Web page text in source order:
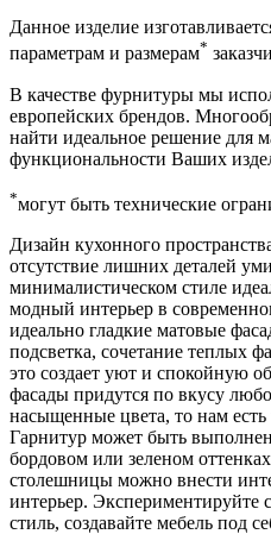
Данное изделие
параметрам и размерам*
В качестве фурнитуры мы
европейских брендов.
найти идеальное решение для
функциональности Ваших
*могут быть технические
Дизайн кухонного
отсутствие лишних деталей
минималистическом стиле
модный интерьер в
идеально гладкие матовые
подсветка, сочетание теплых
это создает уют и спокойную
фасады придутся по вкусу
насыщенные цвета, то нам
Гарнитур может быть
бордовом или зеленом
столешницы можно внести
интерьер. Экспериментируйте
стиль, создавайте мебель под